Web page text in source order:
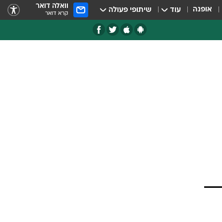
אופנה עוד שיתופי פעולה וואלה דואר
קרא דואר